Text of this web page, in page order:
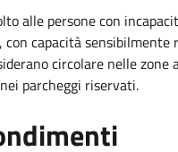
alle persone con
con capacità sensibilmente
circolare nelle
parcheggi riservati.